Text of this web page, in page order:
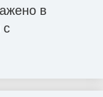
в
с